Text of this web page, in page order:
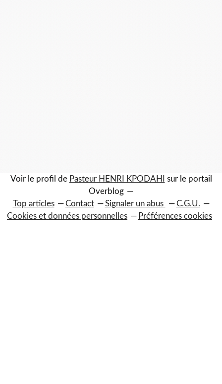
Voir le profil de Pasteur HENRI KPODAHI
sur le portail
Overblog
Top articles
Contact Signaler un abus
C.G.U.
Cookies et données personnelles
Préférences cookies